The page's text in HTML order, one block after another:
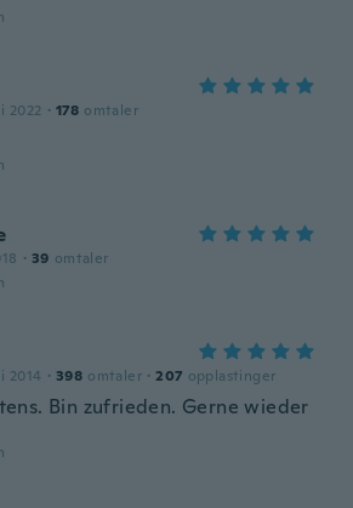
2022 · 178 omtaler
· 39 omtaler
2014 · 398 omtaler · 207 opplastinger
Bin zufrieden. Gerne wieder